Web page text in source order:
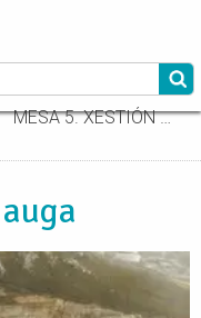
MESA 5. XESTIÓN DA AUGA